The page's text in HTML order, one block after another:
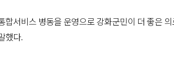
합서비스 병동을 운영으로 강화군민이 더 좋은
했다.